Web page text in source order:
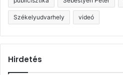
Székelyudvarhely videó
Hirdetés